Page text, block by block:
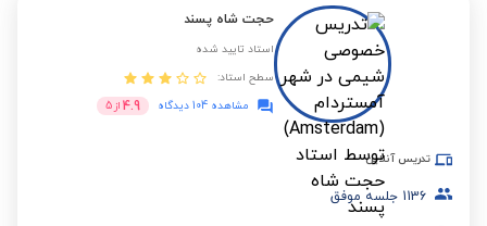
حجت شاه پسند
استاد تایید شده
سطح استاد:
مشاهده 104 دیدگاه
4.9 از 5
تدریس آنلاین
1136 جلسه موفق